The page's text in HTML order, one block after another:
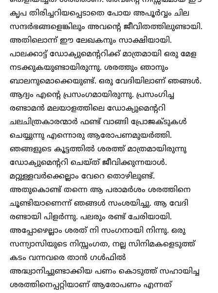
കൃപ തിരിച്ചറിയപ്പെടാതെ പോയ അപൂർവ്വം ചില
സന്ദർഭങ്ങളെങ്കിലും അവന്റെ ജീവിതത്തിലുണ്ടായി.
അതിലൊന്ന് ഈ ലേഖകനും സാക്ഷിയായി.
പാലക്കാട്ട് ഡോക്യുമെന്ററിക്ക് മാത്രമായി ഒരു മേള
നടക്കുകയുണ്ടായിരുന്നു. ശരത്തും ഞാനും
ബാലനുമൊക്കെയുണ്ട്. ഒരു വേദിയിലാണ് ഞങ്ങൾ.
ആദ്യം എന്റെ പ്രസംഗമായിരുന്നു. പ്രസംഗിച്ച
രണ്ടാമൻ മലയാളത്തിലെ ഡോക്യുമെന്ററി
ചലചിത്രകാരന്മാർ ഫണ്ട് വാങ്ങി പ്രോജക്ടുകൾ
ചെയ്യുന്നു എന്നൊരു ആരോപണമുയർത്തി.
ഞങ്ങളുടെ കൂട്ടത്തിൽ ശരത്ത് മാത്രമായിരുന്നു
ഡോക്യുമെന്ററി ചെയ്ത് ജീവിക്കുന്നയാൾ.
മറ്റുള്ളവർക്കെല്ലാം വേറെ തൊഴിലുണ്ട്.
അതുകൊണ്ട് തന്നെ ആ പരാമർശം ശരത്തിനെ
ചൂണ്ടിയാണെന്ന് ഞങ്ങൾ സംശയിച്ചു. ആ വേദി
രണ്ടായി പിളർന്നു. പലരും രണ്ട് ചേരിയായി.
അപ്പോഴെല്ലാം ശരത് നി സംഗനായി നിന്നു. ഒരു
സന്ന്യാസിയുടെ നിസ്സംഗത, നല്ല സിനിമകളെടുത്ത്
കടം വന്നവരെ താൻ ഗൾഫിൽ
അദ്ധ്വാനിച്ചുണ്ടാക്കിയ പണം കൊടുത്ത് സഹായിച്ച
ശരത്തിനെപ്പറ്റിയാണ് ആരോപണം എന്നത്